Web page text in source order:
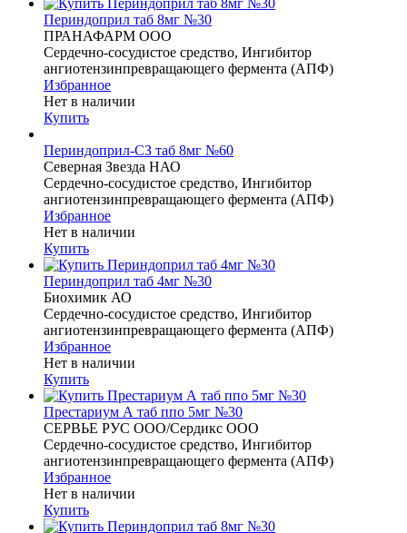
Периндоприл таб 8мг №30
ПРАНАФАРМ ООО
Сердечно-сосудистое средство, Ингибитор
ангиотензинпревращающего фермента (АПФ)
Избранное
Нет в наличии
Купить
Периндоприл-СЗ таб 8мг №60
Северная Звезда НАО
Сердечно-сосудистое средство, Ингибитор
ангиотензинпревращающего фермента (АПФ)
Избранное
Нет в наличии
Купить
Периндоприл таб 4мг №30
Биохимик АО
Сердечно-сосудистое средство, Ингибитор
ангиотензинпревращающего фермента (АПФ)
Избранное
Нет в наличии
Купить
Престариум А таб ппо 5мг №30
СЕРВЬЕ РУС ООО/Сердикс ООО
Сердечно-сосудистое средство, Ингибитор
ангиотензинпревращающего фермента (АПФ)
Избранное
Нет в наличии
Купить